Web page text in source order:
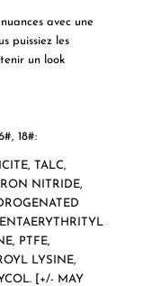
avec une
puissiez les
un look
18#:
TALC,
NITRIDE,
PTFE,
LYSINE,
[+/- MAY